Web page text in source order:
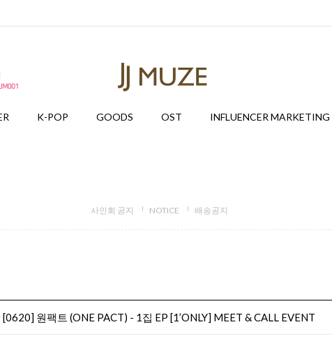
K-POP GOODS OST INFLUENCER MARKETING
사인회 공지 NOTICE 배송공지
[0620] 원팩트 (ONE PACT) - 1집 EP [1’ONLY] MEET & CALL EVENT